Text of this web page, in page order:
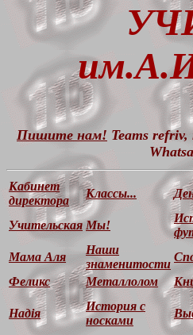
Пишите нам! Teams
Кабинет
директора
Классы...
Учительская Мы!
Мама Аля
Наши
знаменитости
Феликс
Металлолом
Надiя
История с
носками